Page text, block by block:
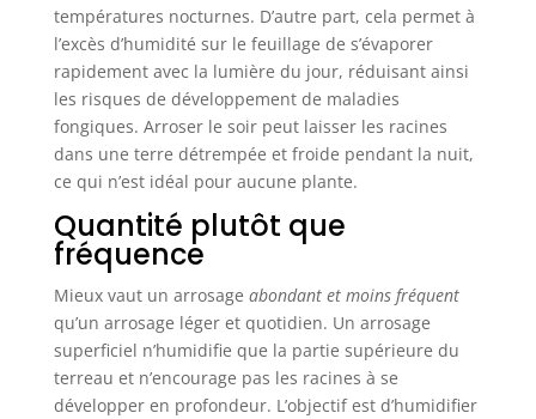
un tiroir. Paquet de 2, ça vaut le coup ! Étanche
pour les plantes d'intérieur et d'extérieur. Aucune
pile n'est nécessaire, peut être utilisé pendant
longtemps.【No lo deje en el suelo durante
mucho tiempo, o su vida útil puede acortarse.】
températures nocturnes. D’autre part, cela permet à
l’excès d’humidité sur le feuillage de s’évaporer
rapidement avec la lumière du jour, réduisant ainsi
les risques de développement de maladies
fongiques. Arroser le soir peut laisser les racines
dans une terre détrempée et froide pendant la nuit,
ce qui n’est idéal pour aucune plante.
Quantité plutôt que
fréquence
Mieux vaut un arrosage abondant et moins fréquent
qu’un arrosage léger et quotidien. Un arrosage
superficiel n’humidifie que la partie supérieure du
terreau et n’encourage pas les racines à se
développer en profondeur. L’objectif est d’humidifier